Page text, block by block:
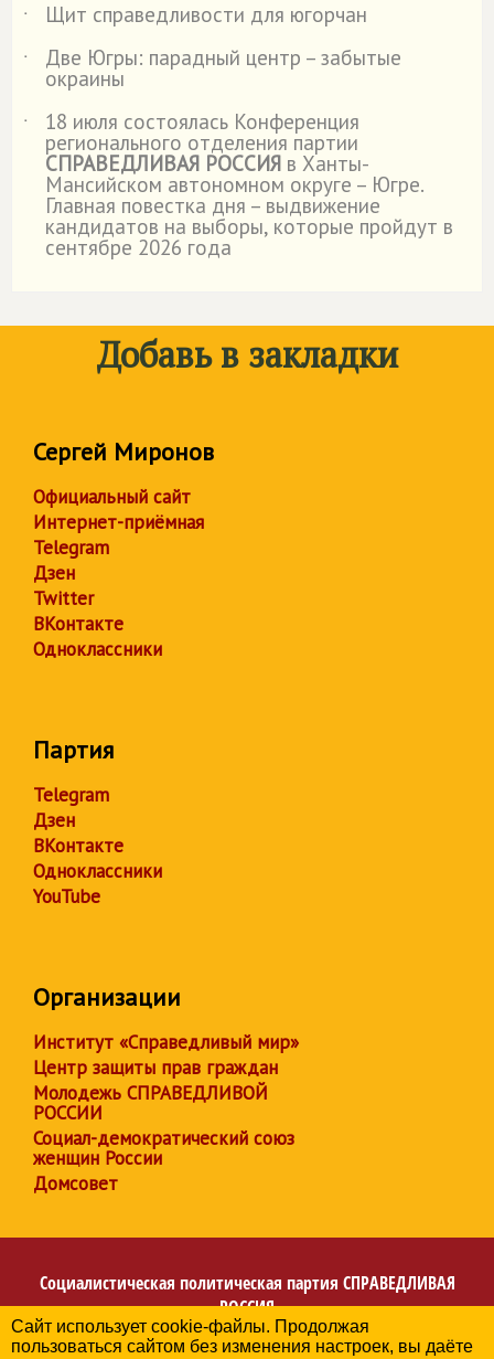
˙
Щит справедливости для югорчан
˙
Две Югры: парадный центр – забытые
окраины
˙
18 июля состоялась Конференция
регионального отделения партии
СПРАВЕДЛИВАЯ РОССИЯ в Ханты-
Мансийском автономном округе – Югре.
Главная повестка дня – выдвижение
кандидатов на выборы, которые пройдут в
сентябре 2026 года
Добавь в закладки
Сергей Миронов
Официальный сайт
Интернет-приёмная
Telegram
Дзен
Twitter
ВКонтакте
Одноклассники
Партия
Telegram
Дзен
ВКонтакте
Одноклассники
YouTube
Организации
Институт «Справедливый мир»
Центр защиты прав граждан
Молодежь СПРАВЕДЛИВОЙ
РОССИИ
Социал-демократический союз
женщин России
Домсовет
Социалистическая политическая партия СПРАВЕДЛИВАЯ
РОССИЯ
Региональное отделение партии в Ханты-Мансийском
Сайт использует cookie-файлы. Продолжая
пользоваться сайтом без изменения настроек, вы даёте